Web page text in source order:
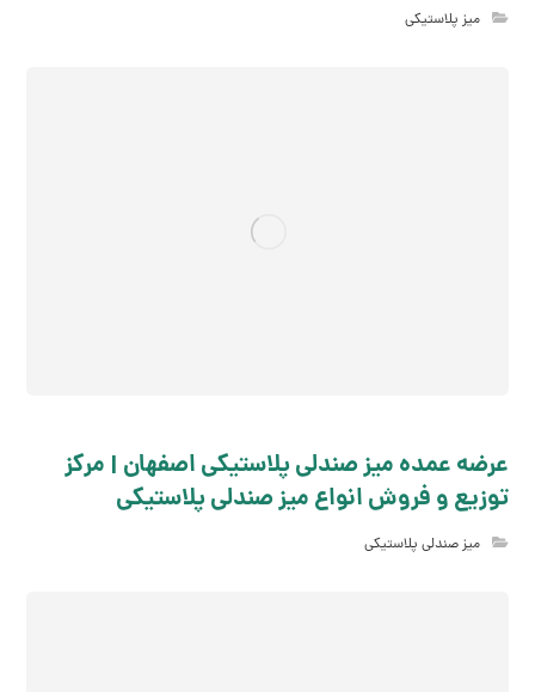
میز پلاستیکی
عرضه عمده میز صندلی پلاستیکی اصفهان | مرکز
توزیع و فروش انواع میز صندلی پلاستیکی
میز صندلی پلاستیکی